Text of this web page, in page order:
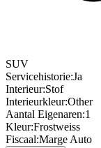
SUV
Servicehistorie:Ja
Interieur:Stof
Interieurkleur:Other
Aantal Eigenaren:1
Kleur:Frostweiss
Fiscaal:Marge Auto